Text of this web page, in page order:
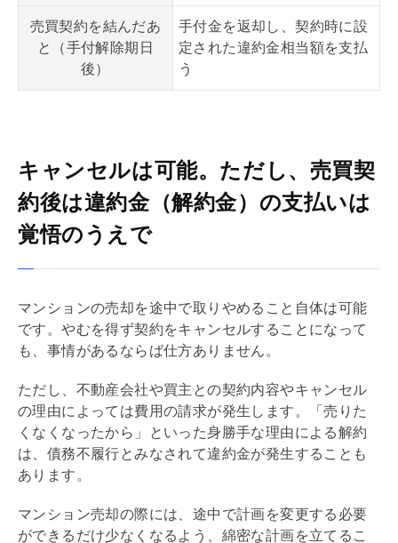
売買契約を結んだあ
と（手付解除期日
後）
手付金を返却し、契約時に設
定された違約金相当額を支払
う
キャンセルは可能。ただし、売買契
約後は違約金（解約金）の支払いは
覚悟のうえで
マンションの売却を途中で取りやめること自体は可能
です。やむを得ず契約をキャンセルすることになって
も、事情があるならば仕方ありません。
ただし、不動産会社や買主との契約内容やキャンセル
の理由によっては費用の請求が発生します。「売りた
くなくなったから」といった身勝手な理由による解約
は、 債務不履行とみなされて違約金が発生することも
あります。
マンション売却の際には、途中で計画を変更する必要
ができるだけ少なくなるよう、綿密な計画を立てるこ